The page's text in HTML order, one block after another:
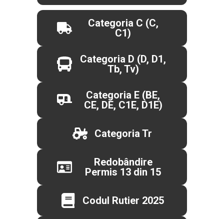
Categoria C (C,
C1)
Categoria D (D, D1,
Tb, Tv)
Categoria E (BE,
CE, DE, C1E, D1E)
Categoria Tr
Redobândire
Permis 13 din 15
Codul Rutier 2025